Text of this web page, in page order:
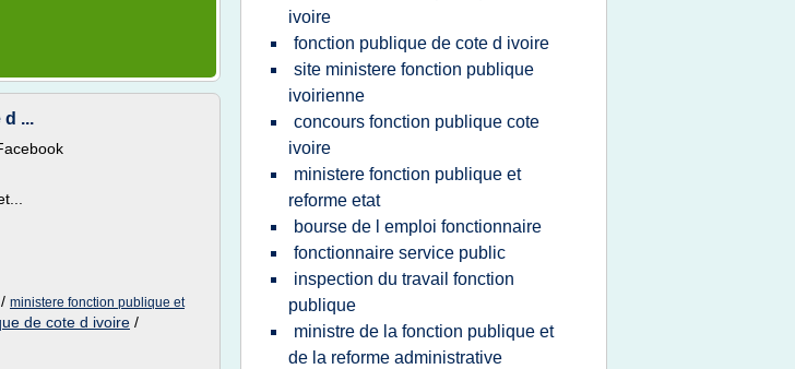
...
/ ministere fonction publique et
de cote d ivoire /
ivoire
fonction publique de cote d ivoire
site ministere fonction publique
ivoirienne
concours fonction publique cote
ivoire
ministere fonction publique et
reforme etat
bourse de l emploi fonctionnaire
fonctionnaire service public
inspection du travail fonction
publique
ministre de la fonction publique et
de la reforme administrative